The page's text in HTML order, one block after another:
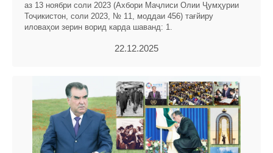
аз 13 ноябри соли 2023 (Ахбори Маҷлиси Олии Ҷумҳурии
Тоҷикистон, соли 2023, № 11, моддаи 456) тағйиру
иловаҳои зерин ворид карда шаванд: 1.
22.12.2025